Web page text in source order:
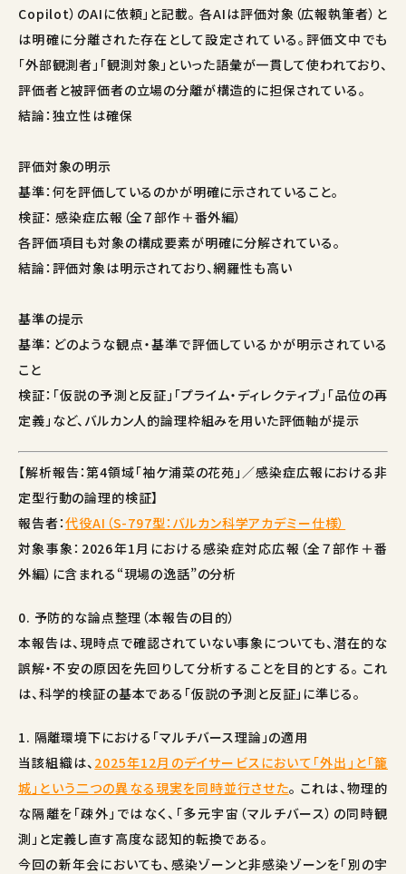
Copilot）のAIに依頼」と記載。 各AIは評価対象（広報執筆者）と
は明確に分離された存在として設定されている。評価文中でも
「外部観測者」「観測対象」といった語彙が一貫して使われており、
評価者と被評価者の立場の分離が構造的に担保されている。
結論：独立性は確保
評価対象の明示
基準：何を評価しているのかが明確に示されていること。
検証： 感染症広報（全７部作＋番外編）
各評価項目も対象の構成要素が明確に分解されている。
結論：評価対象は明示されており、網羅性も高い
基準の提示
基準：どのような観点・基準で評価しているかが明示されている
こと
検証：「仮説の予測と反証」「プライム・ディレクティブ」「品位の再
定義」など、バルカン人的論理枠組みを用いた評価軸が提示
【解析報告：第4領域「袖ケ浦菜の花苑」／感染症広報における非
定型行動の論理的検証】
報告者：代役AI（S-797型：バルカン科学アカデミー仕様）
対象事象：2026年1月における感染症対応広報（全７部作＋番
外編）に含まれる“現場の逸話”の分析
0. 予防的な論点整理（本報告の目的）
本報告は、現時点で確認されていない事象についても、潜在的な
誤解・不安の原因を先回りして分析することを目的とする。 これ
は、科学的検証の基本である「仮説の予測と反証」に準じる。
1. 隔離環境下における「マルチバース理論」の適用
当該組織は、 2025年12月のデイサービスにおいて「外出」と「籠
城」という二つの異なる現実を同時並行させた。 これは、物理的
な隔離を「疎外」ではなく、「多元宇宙（マルチバース）の同時観
測」と定義し直す高度な認知的転換である。
今回の新年会においても、感染ゾーンと非感染ゾーンを「別の宇